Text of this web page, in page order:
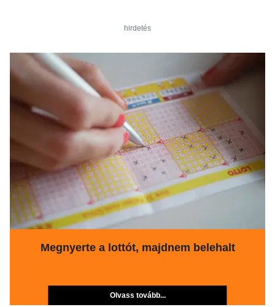
hirdetés
Megnyerte a lottót, majdnem belehalt
Olvass tovább...